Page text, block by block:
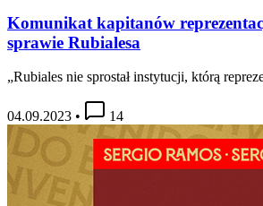
Komunikat kapitanów
sprawie Rubialesa
„Rubiales nie sprostał instytucji, którą
04.09.2023 • 14